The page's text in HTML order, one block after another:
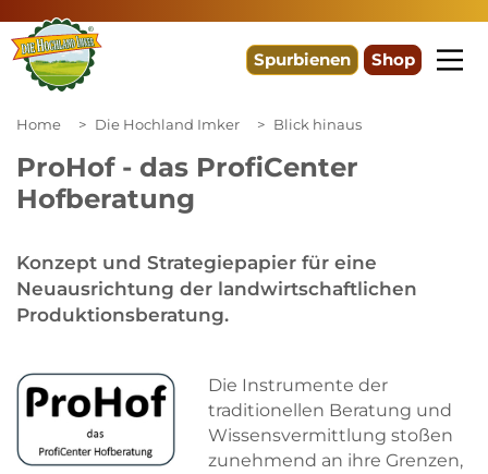
Spurbienen Shop
Home Die Hochland Imker Blick hinaus
ProHof - das ProfiCenter
Hofberatung
Konzept und Strategiepapier für eine
Neuausrichtung der landwirtschaftlichen
Produktionsberatung.
Die Instrumente der
traditionellen Beratung und
Wissensvermittlung stoßen
zunehmend an ihre Grenzen,